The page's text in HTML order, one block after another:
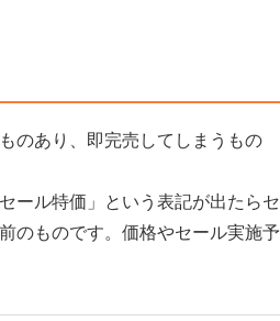
のあり、即完売してしまうもの
ール特価」という表記が出たらセ
のものです。価格やセール実施予